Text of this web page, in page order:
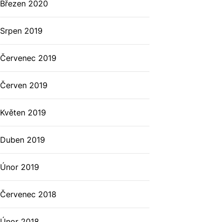
Březen 2020
Srpen 2019
Červenec 2019
Červen 2019
Květen 2019
Duben 2019
Únor 2019
Červenec 2018